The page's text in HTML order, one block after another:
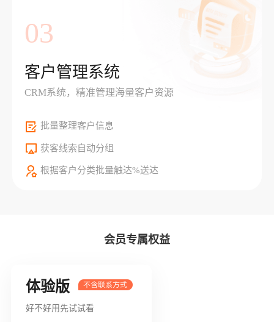
03
客户管理系统
CRM系统，精准管理海量客户资源
批量整理客户信息
获客线索自动分组
根据客户分类批量触达%送达
会员专属权益
体验版
好不好用先试试看